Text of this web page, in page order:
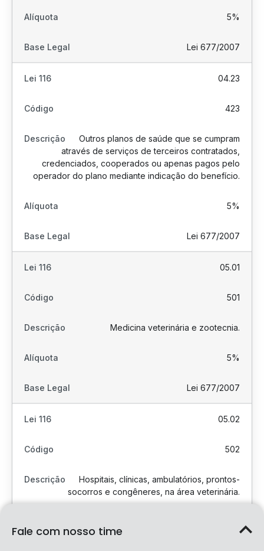
5%
Lei 677/2007
04.23
423
Outros planos de saúde que se cumpram
através de serviços de terceiros contratados,
credenciados, cooperados ou apenas pagos pelo
operador do plano mediante indicação do benefício.
5%
Lei 677/2007
05.01
501
Medicina veterinária e zootecnia.
5%
Lei 677/2007
05.02
502
Hospitais, clínicas, ambulatórios, prontos-
socorros e congêneres, na área veterinária.
Fale com nosso time